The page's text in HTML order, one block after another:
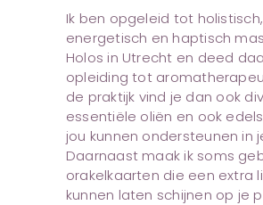
Ik ben opgeleid tot holistisch,
energetisch en haptisch
Holos in Utrecht en deed
opleiding tot
de praktijk vind je dan ook
essentiële oliën en ook
jou kunnen ondersteunen in
Daarnaast maak ik soms
orakelkaarten die een extra
kunnen laten schijnen op je